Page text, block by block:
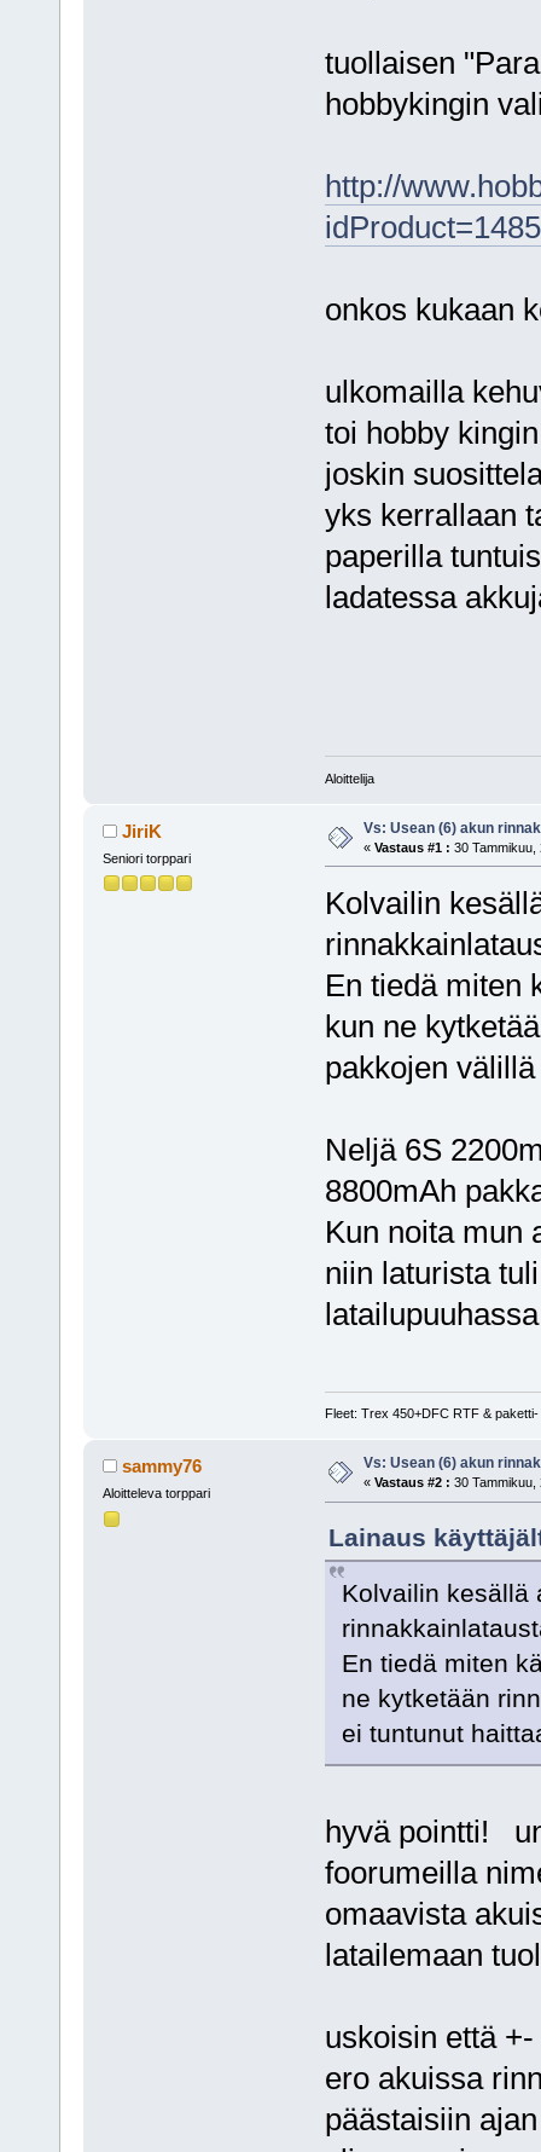
tuollaisen
hobbykingin
http://
onkos kukaan
ulkomailla
toi hobby
joskin
yks kerrallaan
paperilla
ladatessa
Aloittelija
JiriK
Seniori torppari
Vs: Usean (6) akun
« Vastaus #1 : 30 Tammikuu,
Kolvailin
En tiedä miten
kun ne
pakkojen
Neljä 6S
8800mAh
Kun noita mun
niin laturista
Fleet: Trex 450+DFC RTF & paketti-
sammy76
Aloitteleva torppari
Vs: Usean (6) akun
« Vastaus #2 : 30 Tammikuu,
Lainaus
Kolvailin kesällä
En tiedä miten
ne kytketään
ei tuntunut
hyvä pointti!
foorumeilla
omaavista
latailemaan
uskoisin että
ero akuissa
päästaisiin